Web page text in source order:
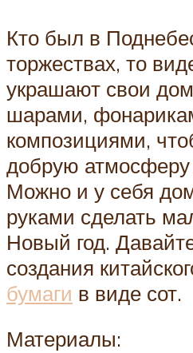
Кто был в
торжествах, то
украшают свои
шарами,
композициями,
добрую атмосферу
Можно и у себя
руками сделать
Новый год.
создания
бумаги в виде сот.
Материалы: